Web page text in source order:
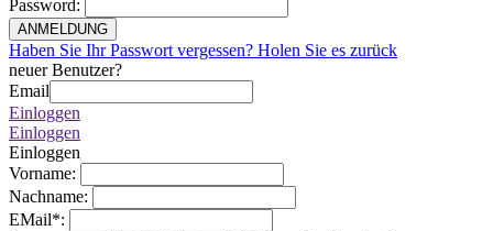
Password:
ANMELDUNG
Haben Sie Ihr Passwort vergessen? Holen Sie es zurück
neuer Benutzer?
Email
Einloggen
Einloggen
Einloggen
Vorname:
Nachname:
EMail*: